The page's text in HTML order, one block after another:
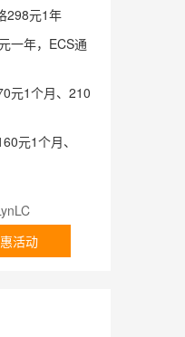
298元1年
一年，ECS通
元1个月、210
元1个月、
活动